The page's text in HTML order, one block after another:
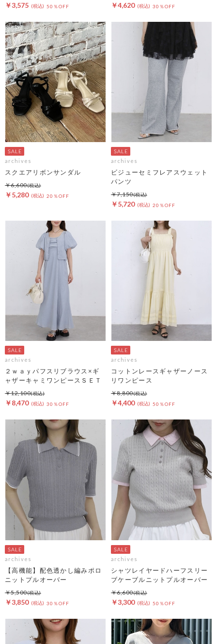
￥3,575 50％OFF ￥4,620 30％OFF
archives
スクエアリボンサンダル
￥5,280 20％OFF
￥6,600
archives
ビジューセミフレアスウェット
パンツ
￥5,720 20％OFF
￥7,150
archives
２ｗａｙパフスリブラウス×ギ
ャザーキャミワンピースＳＥＴ
￥8,470 30％OFF
￥12,100
archives
コットンレースギャザーノース
リワンピース
￥4,400 50％OFF
￥8,800
archives
【高機能】配色透かし編みポロ
ニットプルオーバー
￥3,850 30％OFF
￥5,500
archives
シャツレイヤードハーフスリー
ブケーブルニットプルオーバー
￥3,300 50％OFF
￥6,600